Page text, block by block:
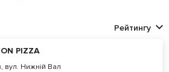
Рейтингу
PIZZA
вул. Нижній Вал